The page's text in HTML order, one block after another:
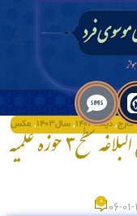
,دیماه۱۴۰۳ ,سال۱۴۰۳ , عکس
دوره علمی دانش پژوهان رشته تخصصی نهج البلاغه سطح۳ حوزه علمیه
0